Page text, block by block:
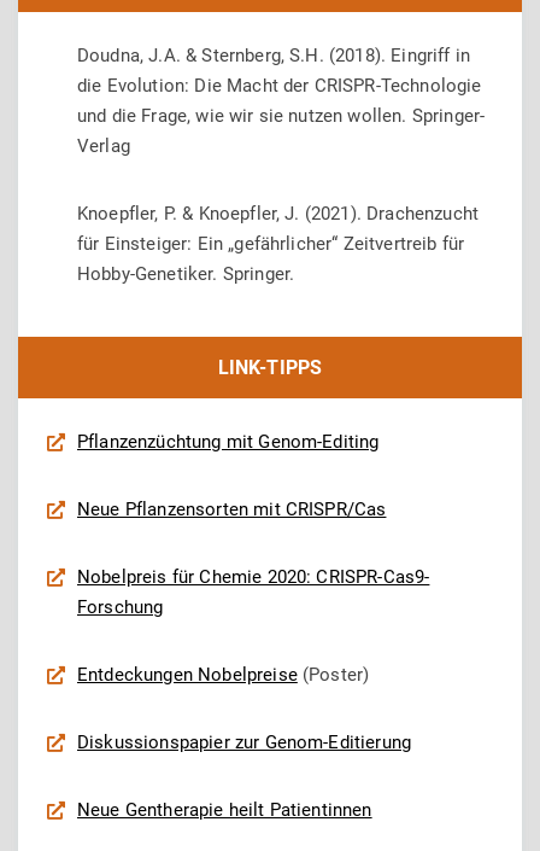
Doudna, J.A. & Sternberg, S.H. (2018). Eingriff in
die Evolution: Die Macht der CRISPR-Technologie
und die Frage, wie wir sie nutzen wollen. Springer-
Verlag
Knoepfler, P. & Knoepfler, J. (2021). Drachenzucht
für Einsteiger: Ein „gefährlicher“ Zeitvertreib für
Hobby-Genetiker. Springer.
LINK-TIPPS
Pflanzenzüchtung mit Genom-Editing
Neue Pflanzensorten mit CRISPR/Cas
Nobelpreis für Chemie 2020: CRISPR-Cas9-
Forschung
Entdeckungen Nobelpreise(Poster)
Diskussionspapier zur Genom-Editierung
Neue Gentherapie heilt Patientinnen